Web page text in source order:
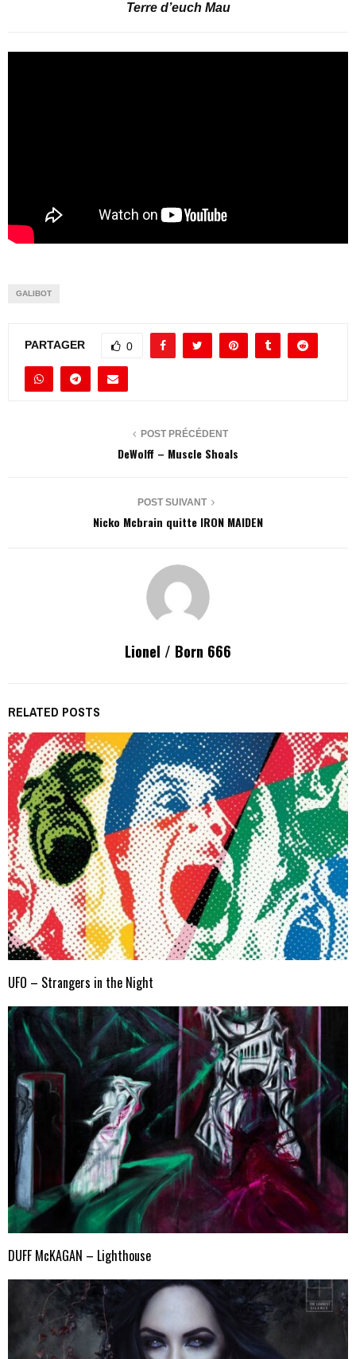
Terre d’euch Mau
GALIBOT
PARTAGER 0
POST PRÉCÉDENT
DeWolff – Muscle Shoals
POST SUIVANT
Nicko Mcbrain quitte IRON MAIDEN
Lionel / Born 666
RELATED POSTS
UFO – Strangers in the Night
DUFF McKAGAN – Lighthouse